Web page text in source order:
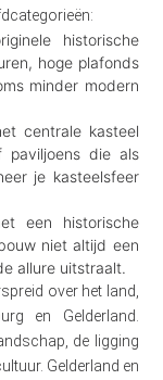
historische
hoge plafonds
minder modern
centrale kasteel
paviljoens die als
je kasteelsfeer
een historische
niet altijd een
allure uitstraalt.
over het land,
en Gelderland.
de ligging
Gelderland en